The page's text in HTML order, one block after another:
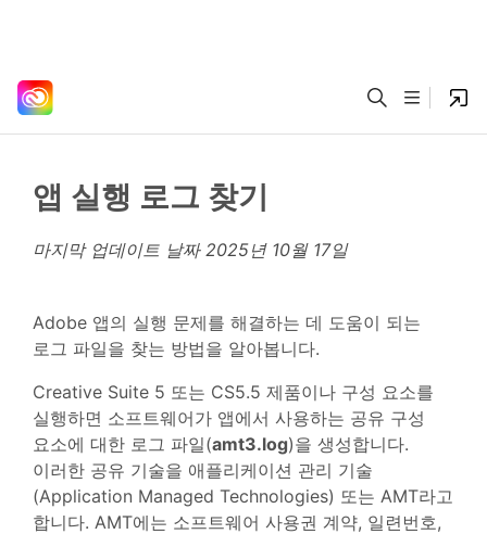
앱 실행 로그 찾기
마지막 업데이트 날짜 2025년 10월 17일
Adobe 앱의 실행 문제를 해결하는 데 도움이 되는
로그 파일을 찾는 방법을 알아봅니다.
Creative Suite 5 또는 CS5.5 제품이나 구성 요소를
실행하면 소프트웨어가 앱에서 사용하는 공유 구성
요소에 대한 로그 파일(amt3.log)을 생성합니다.
이러한 공유 기술을 애플리케이션 관리 기술
(Application Managed Technologies) 또는 AMT라고
합니다. AMT에는 소프트웨어 사용권 계약, 일련번호,